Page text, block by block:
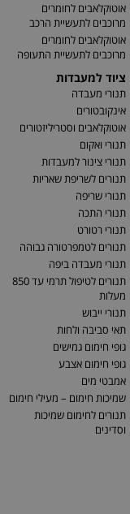
אוטוקלאבים לחומרים
מרוכבים לתעשיית הרכב
אוטוקלאבים לחומרים
מרוכבים לתעשיית התעופה
ציוד למעבדות
תנורי מעבדה
אינקובטורים
אוטוקלאבים וסטריליזטורים
תנורי ואקום
תנורי צינור למעבדות
תנורים לשריפת שאריות
תנורי שריפה
תנורי התכה
תנורי רטורט
תנורים לטמפרטורה גבוהה
תנורי מעבדה ביפה
תנורים לטיפול תרמי עד 850
מעלות
תנורי ייבוש
תאי סביבה ולחות
גופי חימום גמישים
גופי חימום אצבע
אמבטי מים
שמיכות חימום – מעילי חימום
תנורים לחימום שמיכות
וסדינים